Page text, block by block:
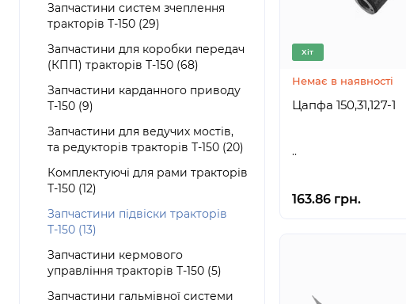
Запчастини систем зчеплення
тракторів Т-150 (29)
Запчастини для коробки передач
(КПП) тракторів Т-150 (68)
Запчастини карданного приводу
Т-150 (9)
Запчастини для ведучих мостів,
та редукторів тракторів Т-150 (20)
Комплектуючі для рами тракторів
Т-150 (12)
Запчастини підвіски тракторів
Т-150 (13)
Запчастини кермового
управління тракторів Т-150 (5)
Запчастини гальмівної системи
Хіт
Немає в наявності
Цапфа 150,31,127-1
..
163.86 грн.